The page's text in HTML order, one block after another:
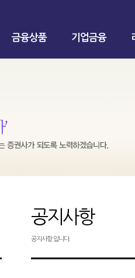
금융상품 기업금융
공지사항
공지사항 입니다.